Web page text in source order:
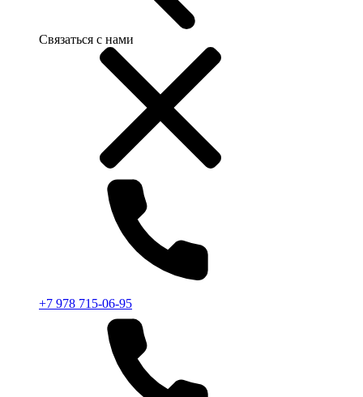
Связаться с нами
+7 978 715-06-95